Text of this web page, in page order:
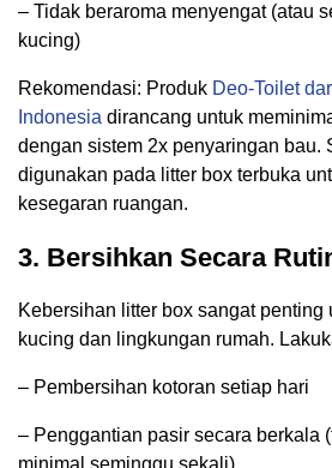
– Tidak beraroma menyengat (atau
kucing)
Rekomendasi: Produk Deo-Toilet
Indonesia dirancang untuk
dengan sistem 2x penyaringan bau.
digunakan pada litter box terbuka
kesegaran ruangan.
3. Bersihkan Secara
Kebersihan litter box sangat penting
kucing dan lingkungan rumah.
– Pembersihan kotoran setiap hari
– Penggantian pasir secara berkala